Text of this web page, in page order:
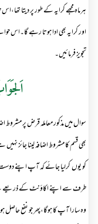
ہرماه مجھے کرایہ کے طور پر دیتا
اور کرایہ بھی ادا ہوتا رہے گا۔اس
تجویز فرمائیں۔
سوال میں مذکور معاملہ قرض پر
بھی قسم کا مشروط اضافہ لینا جائز
کو یوں کرلیا جائے کہ آپ اپنے
طرف سے اپنے اکاؤنٹ کے ذریعے سے
وہ سارا آپ کا ہوگا،پھر جو نفع